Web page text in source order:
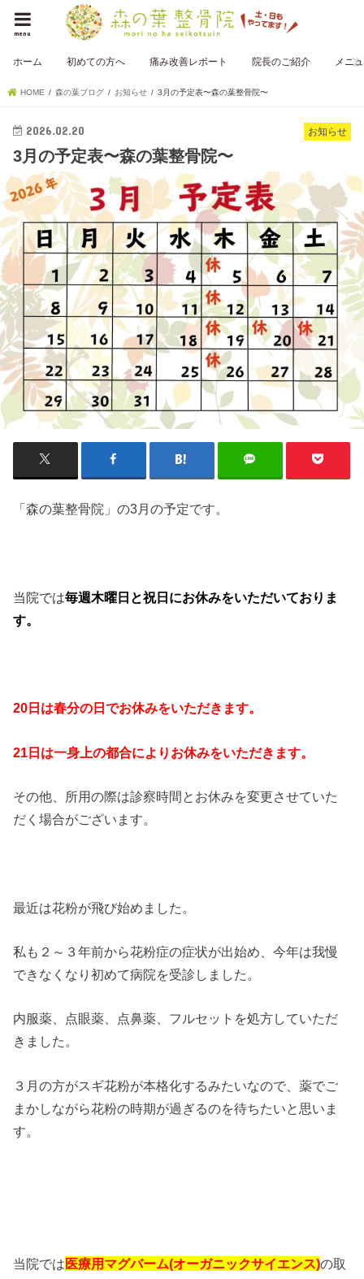
menu
ホーム 初めての方へ 痛み改善レポート 院長のご紹介 メニ
HOME 森の葉ブログ お知らせ 3月の予定表〜森の葉整骨院〜
お知らせ
2026.02.20
3月の予定表〜森の葉整骨院〜
「森の葉整骨院」の3月の予定です。
当院では毎週木曜日と祝日にお休みをいただいておりま
す。
20日は春分の日でお休みをいただきます。
21日は一身上の都合によりお休みをいただきます。
その他、所用の際は診察時間とお休みを変更させていた
だく場合がございます。
最近は花粉が飛び始めました。
私も２～３年前から花粉症の症状が出始め、今年は我慢
できなくなり初めて病院を受診しました。
内服薬、点眼薬、点鼻薬、フルセットを処方していただ
きました。
３月の方がスギ花粉が本格化するみたいなので、薬でご
まかしながら花粉の時期が過ぎるのを待ちたいと思いま
す。
当院では医療用マグバーム(オーガニックサイエンス)の取